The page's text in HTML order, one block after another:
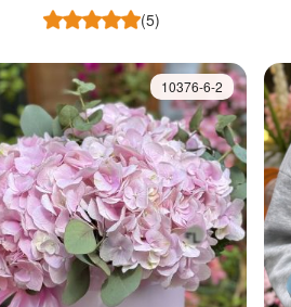
(5)
10376-6-2